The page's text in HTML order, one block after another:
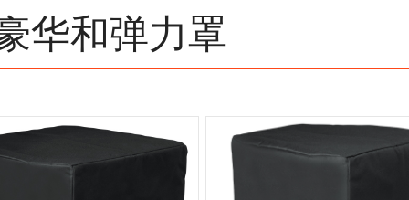
华和弹力罩